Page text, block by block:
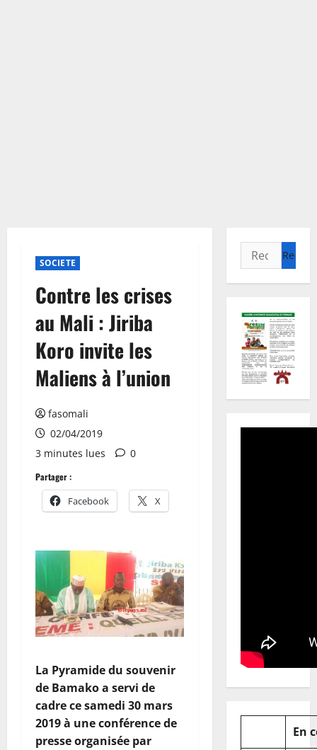
SOCIETE
Contre les crises
au Mali : Jiriba
Koro invite les
Maliens à l’union
fasomali
02/04/2019
3 minutes lues
0
Partager :
Facebook X
La Pyramide du souvenir
de Bamako a servi de
cadre ce samedi 30 mars
2019 à une conférence de
presse organisée par
Rechercher :
En